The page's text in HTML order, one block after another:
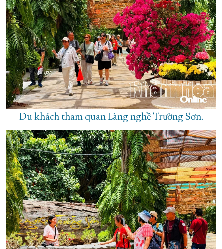
Du khách tham quan Làng nghề Trường Sơn.